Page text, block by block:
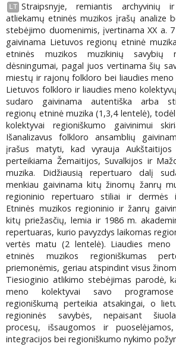
LT Straipsnyje, remiantis archyvinių
atliekamų etninės muzikos įrašų analize
stebėjimo duomenimis, įvertinama XX a.
gaivinama Lietuvos regionų etninė
etninės muzikos muzikinių savybių
dėsningumai, pagal juos vertinama šių
miestų ir rajonų folkloro bei liaudies
Lietuvos folkloro ir liaudies meno
sudaro gaivinama autentiška arba
regionų etninė muzika (1,3,4 lentelė),
kolektyvai regioniškumo gaivinimui
Išanalizavus folkloro ansamblių
įrašus matyti, kad vyrauja
perteikiama Žemaitijos, Suvalkijos ir
muzika. Didžiausią repertuaro dalį
menkiau gaivinama kitų žinomų žanrų
regioninio repertuaro stiliai ir dermės
Etninės muzikos regioninio ir žanrų
kitų priežasčių, lemia ir 1986 m.
repertuaras, kurio pavyzdys laikomas
vertės matu (2 lentelė). Liaudies meno
etninės muzikos regioniškumas
priemonėmis, geriau atspindint visus
Tiesioginio atlikimo stebėjimas parodė,
meno kolektyvai savo
regioniškumą perteikia atsakingai, o
regioninės savybės, nepaisant
procesų, išsaugomos ir
integracijos bei regioniškumo nykimo